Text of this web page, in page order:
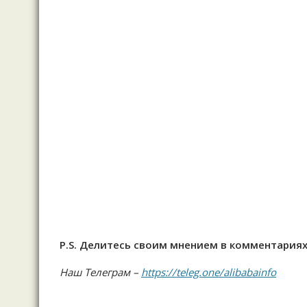
P.S. Делитесь своим мнением в
Наш Телеграм – https://teleg.one/alibabainfo